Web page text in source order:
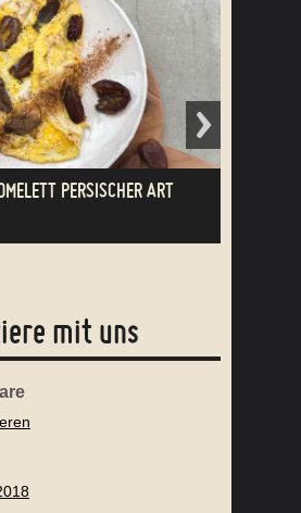
PERSISCHER ART
mit uns